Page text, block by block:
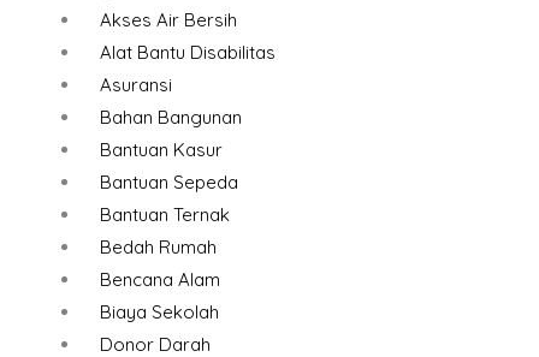
Akses Air Bersih
Alat Bantu Disabilitas
Asuransi
Bahan Bangunan
Bantuan Kasur
Bantuan Sepeda
Bantuan Ternak
Bedah Rumah
Bencana Alam
Biaya Sekolah
Donor Darah